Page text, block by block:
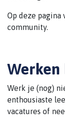
Op deze
community.
Werk je (nog)
enthousiaste
vacatures of